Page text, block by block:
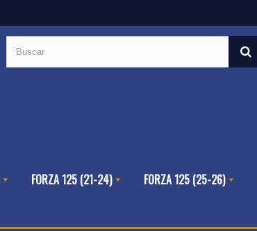
FORZA 125 (21-24) FORZA 125 (25-26)